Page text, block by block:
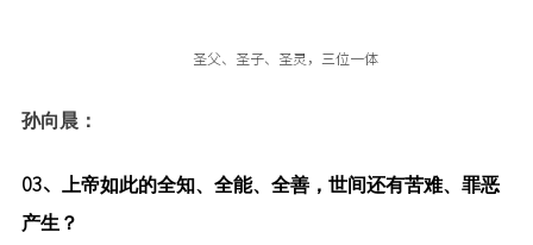
圣父、圣子、圣灵，三位一体
孙向晨：
03、
上帝如此的全知、全能、全善，世间还有苦难、罪恶
产生？